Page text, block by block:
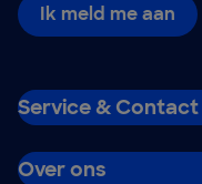
Ik meld me aan
Service & Contact
Over ons